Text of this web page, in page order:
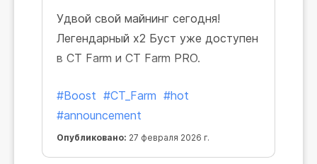
Удвой свой майнинг сегодня!
Легендарный x2 Буст уже доступен
в CT Farm и CT Farm PRO.
#Boost #CT_Farm #hot
#announcement
Опубликовано: 27 февраля 2026 г.